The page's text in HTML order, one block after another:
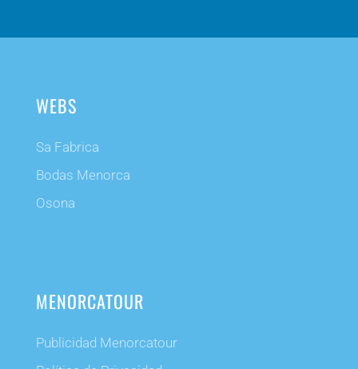
WEBS
Sa Fabrica
Bodas Menorca
Osona
MENORCATOUR
Publicidad Menorcatour